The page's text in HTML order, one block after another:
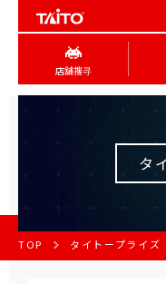
店舖搜寻
タ
TOP タイトープライズ